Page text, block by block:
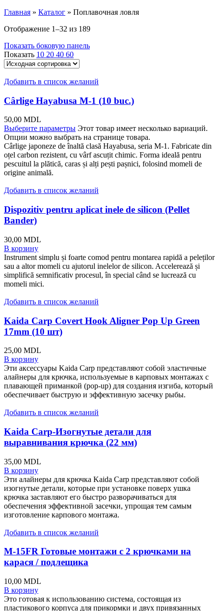
Главная » Каталог » Поплавочная ловля
Отображение 1–32 из 189
Показать боковую панель
Показать 10 20 40 60
Добавить в список желаний
Cârlige Hayabusa M-1 (10 buc.)
50,00 MDL
Выберите параметры Этот товар имеет несколько вариаций.
Опции можно выбрать на странице товара.
Cârlige japoneze de înaltă clasă Hayabusa, seria M-1. Fabricate din
oțel carbon rezistent, cu vârf ascuțit chimic. Forma ideală pentru
pescuitul la plătică, caras și alți pești pașnici, folosind momeli de
origine animală.
Добавить в список желаний
Dispozitiv pentru aplicat inele de silicon (Pellet
Bander)
30,00 MDL
В корзину
Instrument simplu și foarte comod pentru montarea rapidă a peleților
sau a altor momeli cu ajutorul inelelor de silicon. Accelerează și
simplifică semnificativ procesul, în special când se lucrează cu
momeli mici.
Добавить в список желаний
Kaida Carp Covert Hook Aligner Pop Up Green
17mm (10 шт)
25,00 MDL
В корзину
Эти аксессуары Kaida Carp представляют собой эластичные
алайнеры для крючка, используемые в карповых монтажах с
плавающей приманкой (pop-up) для создания изгиба, который
обеспечивает быструю и эффективную засечку рыбы.
Добавить в список желаний
Kaida Carp-Изогнутые детали для
выравнивания крючка (22 мм)
35,00 MDL
В корзину
Эти алайнеры для крючка Kaida Carp представляют собой
изогнутые детали, которые при установке поверх ушка
крючка заставляют его быстро разворачиваться для
обеспечения эффективной засечки, упрощая тем самым
изготовление карпового монтажа.
Добавить в список желаний
M-15FR Готовые монтажи с 2 крючками на
карася / подлещика
10,00 MDL
В корзину
Это готовая к использованию система, состоящая из
пластикового корпуса для прикормки и двух привязанных